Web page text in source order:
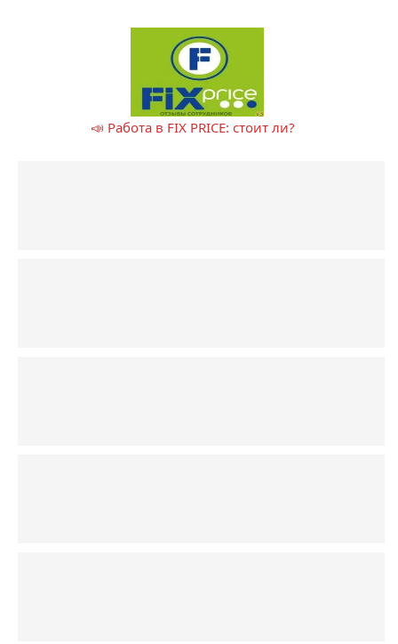
📣 Работа в FIX PRICE: стоит ли?